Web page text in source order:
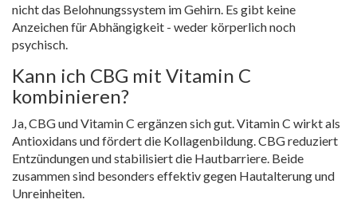
nicht das Belohnungssystem im Gehirn. Es gibt keine
Anzeichen für Abhängigkeit - weder körperlich noch
psychisch.
Kann ich CBG mit Vitamin C
kombinieren?
Ja, CBG und Vitamin C ergänzen sich gut. Vitamin C wirkt als
Antioxidans und fördert die Kollagenbildung. CBG reduziert
Entzündungen und stabilisiert die Hautbarriere. Beide
zusammen sind besonders effektiv gegen Hautalterung und
Unreinheiten.